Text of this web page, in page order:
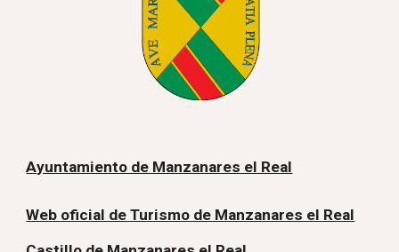
Ayuntamiento de Manzanares el Real
Web oficial de Turismo de Manzanares el Real